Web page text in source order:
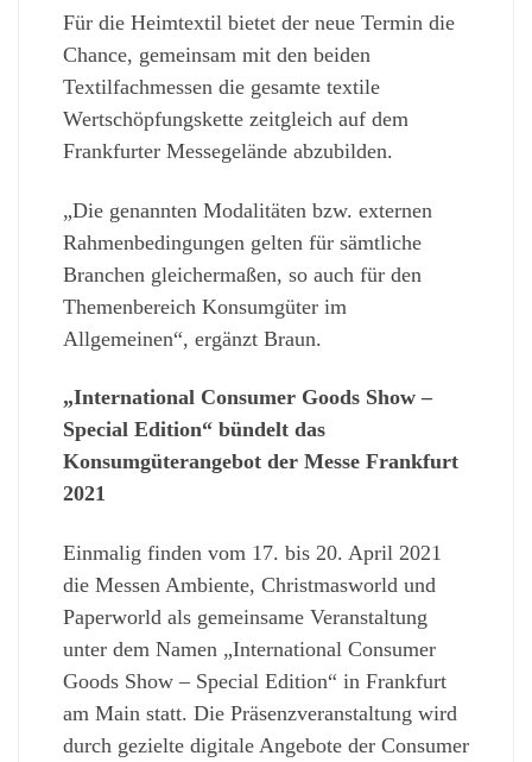
Für die Heimtextil bietet der neue Termin die
Chance, gemeinsam mit den beiden
Textilfachmessen die gesamte textile
Wertschöpfungskette zeitgleich auf dem
Frankfurter Messegelände abzubilden.
„Die genannten Modalitäten bzw. externen
Rahmenbedingungen gelten für sämtliche
Branchen gleichermaßen, so auch für den
Themenbereich Konsumgüter im
Allgemeinen“, ergänzt Braun.
„International Consumer Goods Show –
Special Edition“ bündelt das
Konsumgüterangebot der Messe Frankfurt
2021
Einmalig finden vom 17. bis 20. April 2021
die Messen Ambiente, Christmasworld und
Paperworld als gemeinsame Veranstaltung
unter dem Namen „International Consumer
Goods Show – Special Edition“ in Frankfurt
am Main statt. Die Präsenzveranstaltung wird
durch gezielte digitale Angebote der Consumer